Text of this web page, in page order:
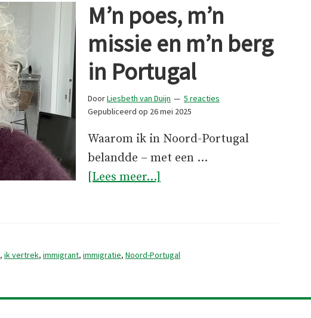
mannen.
M’n poes, m’n
missie en m’n berg
in Portugal
DoorLiesbeth van Duijn
5 reacties
Gepubliceerd op 26 mei 2025
Waarom ik in Noord-Portugal
belandde – met een …
[Lees meer...]
en
, ik vertrek, immigrant, immigratie, Noord-Portugal